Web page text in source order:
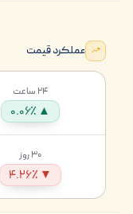
عملکرد قیمت
۲۴ ساعت
▲ ۰.۰۶٪
۳۰ روز
▼ ۴.۲۶٪